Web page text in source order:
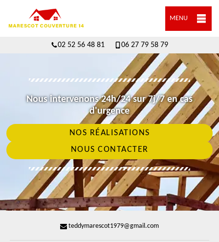
MENU
02 52 56 48 81 06 27 79 58 79
Nous intervenons 24h/24 sur 7j/7 en cas
d'urgence
NOS RÉALISATIONS
NOUS CONTACTER
teddymarescot1979@gmail.com